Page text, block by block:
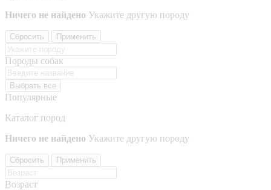
Ничего не найдено Укажите другую породу
Сбросить Применить
Породы собак
Выбрать все
Популярные
Каталог пород
Ничего не найдено Укажите другую породу
Сбросить Применить
Возраст